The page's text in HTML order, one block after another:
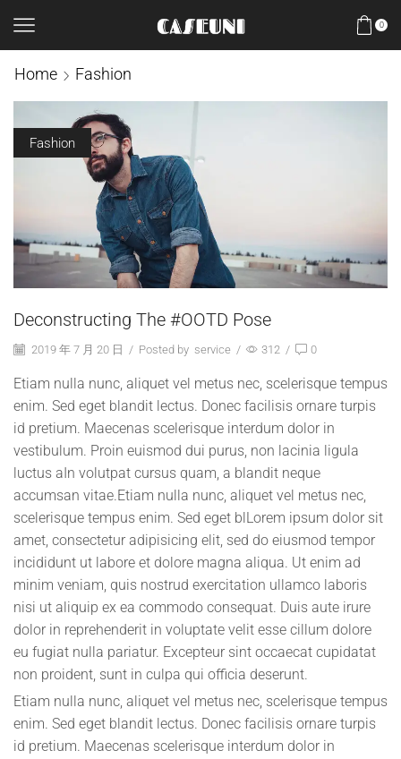
0
Home Fashion
Fashion
Deconstructing The #OOTD Pose
2019 年 7 月 20 日 / Posted by service / 312 / 0
Etiam nulla nunc, aliquet vel metus nec, scelerisque tempus
enim. Sed eget blandit lectus. Donec facilisis ornare turpis
id pretium. Maecenas scelerisque interdum dolor in
vestibulum. Proin euismod dui purus, non lacinia ligula
luctus aIn volutpat cursus quam, a blandit neque
accumsan vitae.Etiam nulla nunc, aliquet vel metus nec,
scelerisque tempus enim. Sed eget blLorem ipsum dolor sit
amet, consectetur adipisicing elit, sed do eiusmod tempor
incididunt ut labore et dolore magna aliqua. Ut enim ad
minim veniam, quis nostrud exercitation ullamco laboris
nisi ut aliquip ex ea commodo consequat. Duis aute irure
dolor in reprehenderit in voluptate velit esse cillum dolore
eu fugiat nulla pariatur. Excepteur sint occaecat cupidatat
non proident, sunt in culpa qui officia deserunt.
Etiam nulla nunc, aliquet vel metus nec, scelerisque tempus
enim. Sed eget blandit lectus. Donec facilisis ornare turpis
id pretium. Maecenas scelerisque interdum dolor in